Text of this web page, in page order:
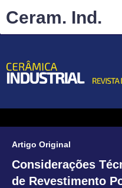
Artigo Original
Considerações
de Revestimento
Ceram. Ind.